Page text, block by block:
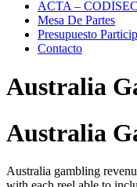
ACTA – CODISEC
Mesa De Partes
Presupuesto
Contacto
Australia
Australia
Australia gambling